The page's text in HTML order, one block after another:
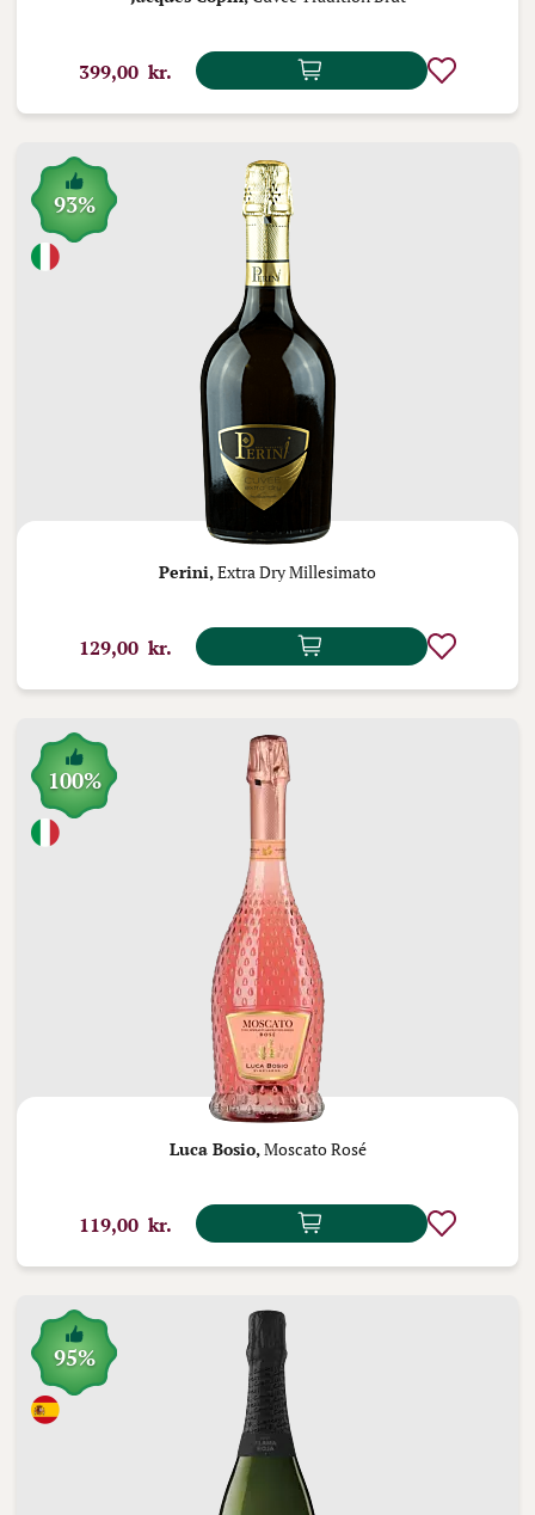
399,00 kr.
93%
Perini,Extra Dry Millesimato
129,00 kr.
100%
Luca Bosio, Moscato Rosé
119,00 kr.
95%